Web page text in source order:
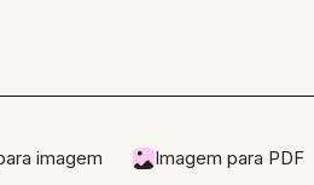
imagem Imagem para PDF